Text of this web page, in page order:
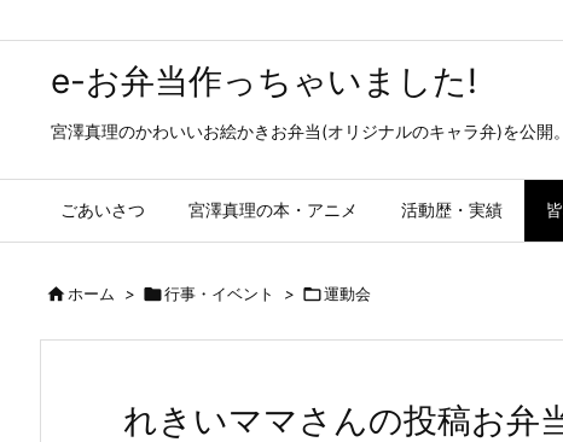
e-お弁当作っちゃいました!
宮澤真理のかわいいお絵かきお弁当(オリジナルのキャラ弁)を公
ごあいさつ 宮澤真理の本・アニメ 活動歴・実績
ホーム > 行事・イベント > 運動会
れきいママさんの投稿お弁